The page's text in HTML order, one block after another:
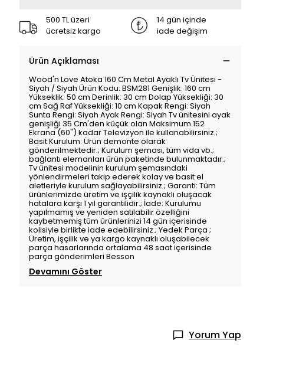
500 TL üzeri
ücretsiz kargo
14 gün içinde
iade değişim
Ürün Açıklaması
Wood'n Love Atoka 160 Cm Metal Ayaklı Tv Ünitesi -
Siyah / Siyah Ürün Kodu: BSM281 Genişlik: 160 cm
Yükseklik: 50 cm Derinlik: 30 cm Dolap Yüksekliği: 30
cm Sağ Raf Yüksekliği: 10 cm Kapak Rengi: Siyah
Sunta Rengi: Siyah Ayak Rengi: Siyah Tv ünitesini ayak
genişliği 35 Cm'den küçük olan Maksimum 152
Ekrana (60") kadar Televizyon ile kullanabilirsiniz.;
Basit Kurulum: Ürün demonte olarak
gönderilmektedir.; Kurulum şeması, tüm vida vb.;
bağlantı elemanları ürün paketinde bulunmaktadır.;
Tv ünitesi modelinin kurulum şemasındaki
yönlendirmeleri takip ederek kolay ve basit el
aletleriyle kurulum sağlayabilirsiniz.; Garanti: Tüm
ürünlerimizde üretim ve işçilik kaynaklı oluşacak
hatalara karşı 1 yıl garantilidir.; İade: Kurulumu
yapılmamış ve yeniden satılabilir özelliğini
kaybetmemiş tüm ürünlerinizi 14 gün içerisinde
kolisiyle birlikte iade edebilirsiniz.; Yedek Parça ;
Üretim, işçilik ve ya kargo kaynaklı oluşabilecek
parça hasarlarında ortalama 48 saat içerisinde
parça gönderimleri Besson
Devamını Göster
Yorum Yap